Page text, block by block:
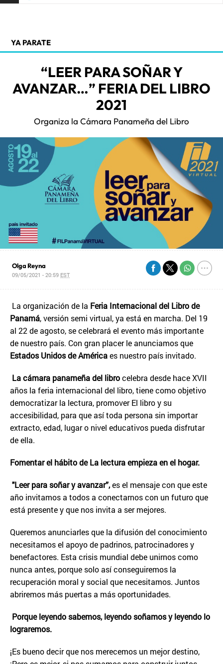
YA PARATE
“LEER PARA SOÑAR Y
AVANZAR…” FERIA DEL LIBRO
2021
Organiza la Cámara Panameña del Libro
Olga Reyna
09/05/2021 - 20:59 EST
La organización de la Feria Internacional del Libro de
Panamá, versión semi virtual, ya está en marcha. Del 19
al 22 de agosto, se celebrará el evento más importante
de nuestro país. Con gran placer le anunciamos que
Estados Unidos de Américaes nuestro país invitado.
La cámara panameña del librocelebra desde hace XVII
años la feria internacional del libro, tiene como objetivo
democratizar la lectura, promover El libro y su
accesibilidad, para que así toda persona sin importar
extracto, edad, lugar o nivel educativos pueda disfrutar
de ella.
Fomentar el hábito de La lectura empieza en el hogar.
"Leer para soñar y avanzar”,es el mensaje con que este
año invitamos a todos a conectarnos con un futuro que
está presente y que nos invita a ser mejores.
Queremos anunciarles que la difusión del conocimiento
necesitamos el apoyo de padrinos, patrocinadores y
benefactores. Esta crisis mundial debe unirnos como
nunca antes, porque solo así conseguiremos la
recuperación moral y social que necesitamos. Juntos
abriremos más puertas a más oportunidades.
Porque leyendo sabemos, leyendo soñamos y leyendo lo
lograremos.
¡Es bueno decir que nos merecemos un mejor destino,